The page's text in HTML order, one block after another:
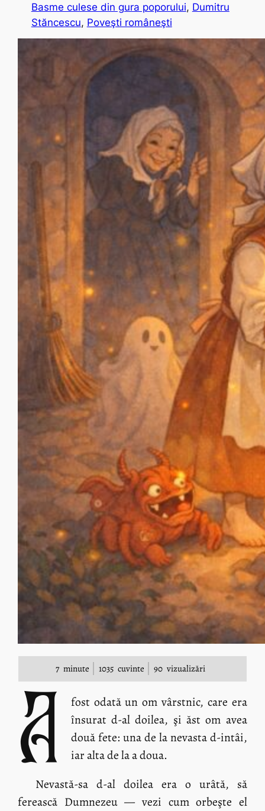
Basme culese din gura poporului, Dumitru
Stăncescu, Poveşti româneşti
7 minute 1035 cuvinte 90 vizualizări
A
fost odată un om vârstnic, care era
însurat d-al doilea, şi ăst om avea
două fete: una de la nevasta d-intâi,
iar alta de la a doua.
Nevastă-sa d-al doilea era o urâtă, să
ferească Dumnezeu — vezi cum orbeşte el